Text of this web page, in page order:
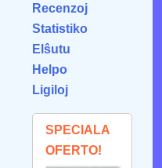
Recenzoj
Statistiko
Elŝutu
Helpo
Ligiloj
SPECIALA
OFERTO!